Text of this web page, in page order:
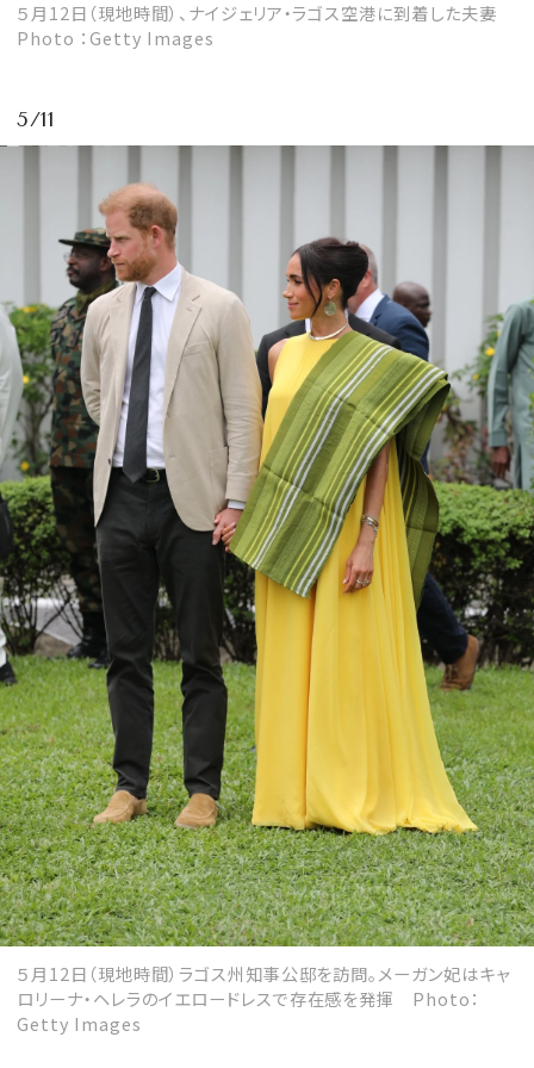
５月12日（現地時間）、ナイジェリア・ラゴス空港に到着した夫妻
Photo ：Getty Images
5/11
５月12日（現地時間）ラゴス州知事公邸を訪問。メーガン妃はキャ
ロリーナ・ヘレラのイエロードレスで存在感を発揮 Photo：
Getty Images